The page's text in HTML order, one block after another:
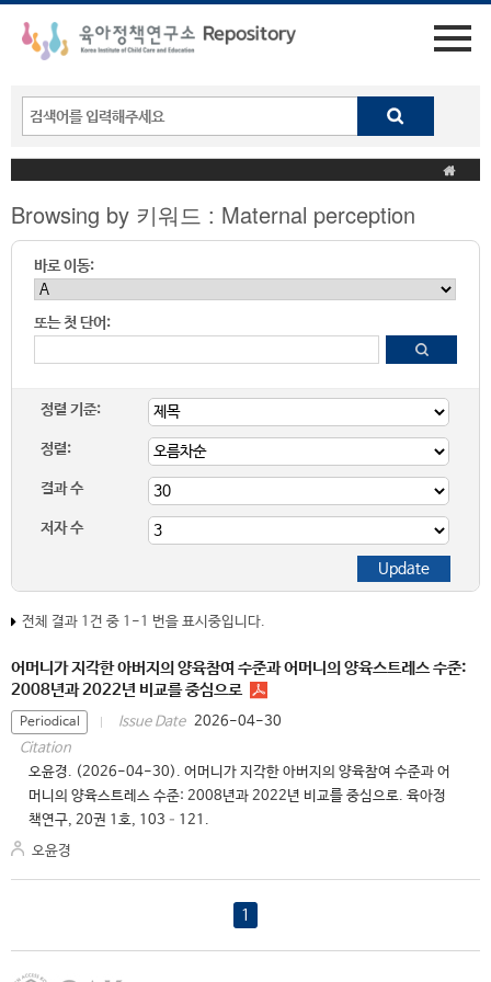
Browsing by 키워드 : Maternal perception
바로 이동:
또는 첫 단어:
정렬 기준:
정렬:
결과 수
저자 수
전체 결과 1건 중 1-1 번을 표시중입니다.
어머니가 지각한 아버지의 양육참여 수준과 어머니의 양육스트레스 수준:
2008년과 2022년 비교를 중심으로
Periodical Issue Date 2026-04-30
Citation
오윤경. (2026-04-30). 어머니가 지각한 아버지의 양육참여 수준과 어
머니의 양육스트레스 수준: 2008년과 2022년 비교를 중심으로. 육아정
책연구, 20권 1호, 103–121.
오윤경
1